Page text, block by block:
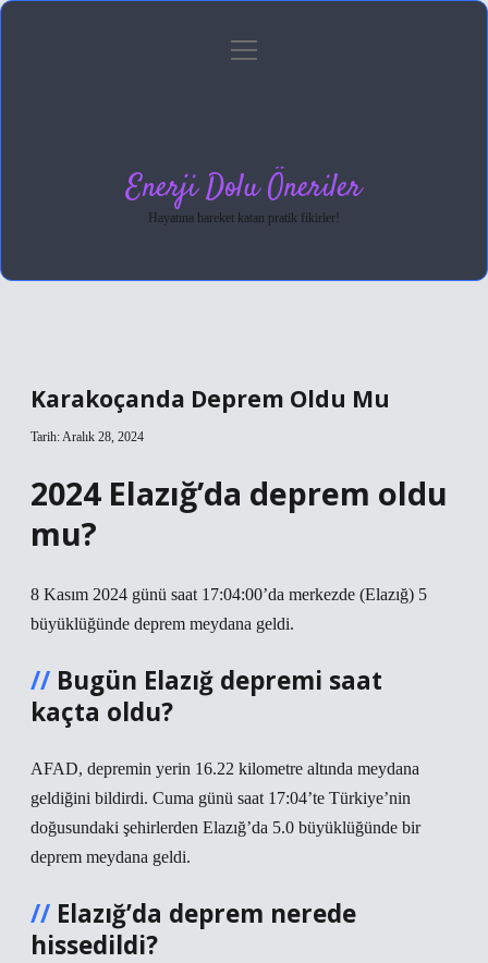
Gizlilik Politikası
menüyü
Enerji Dolu Öneriler
Hayatına hareket katan pratik fikirler!
Karakoçanda Deprem Oldu Mu
Tarih: Aralık 28, 2024
2024 Elazığ’da deprem oldu
mu?
8 Kasım 2024 günü saat 17:04:00’da merkezde (Elazığ) 5
büyüklüğünde deprem meydana geldi.
Bugün Elazığ depremi saat
kaçta oldu?
AFAD, depremin yerin 16.22 kilometre altında meydana
geldiğini bildirdi. Cuma günü saat 17:04’te Türkiye’nin
doğusundaki şehirlerden Elazığ’da 5.0 büyüklüğünde bir
deprem meydana geldi.
Elazığ’da deprem nerede
hissedildi?